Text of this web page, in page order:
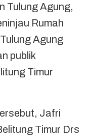
Tulung Agung,
Rumah
Agung
publik
Timur
Jafri
Timur Drs